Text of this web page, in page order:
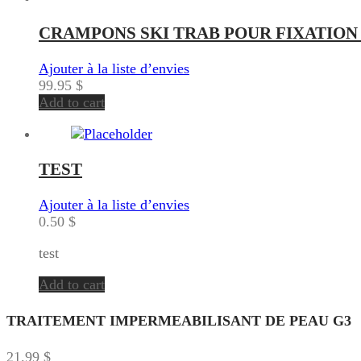
CRAMPONS SKI TRAB POUR
Ajouter à la liste d’envies
99.95 $
Add to cart
TEST
Ajouter à la liste d’envies
0.50 $
test
Add to cart
TRAITEMENT IMPERMEABILISANT DE PEAU G3
21.99 $